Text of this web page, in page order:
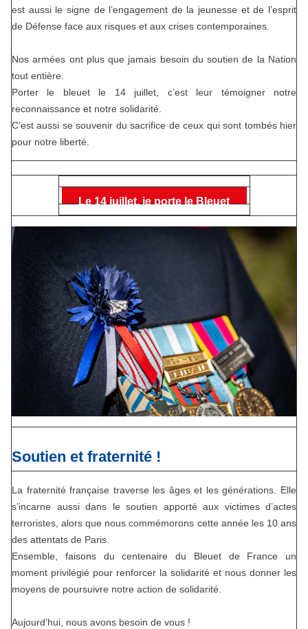
est aussi le signe de l’engagement de la jeunesse et de l’esprit
de Défense face aux risques et aux crises contemporaines.
Nos armées ont plus que jamais besoin du soutien de la Nation
tout entière.
Porter le bleuet le 14 juillet, c’est leur témoigner notre
reconnaissance et notre solidarité.
C’est aussi se souvenir du sacrifice de ceux qui sont tombés hier
pour notre liberté.
Le 14 juillet, je porte le Bleuet
Soutien et fraternité !
La fraternité française traverse les âges et les générations. Elle
s’incarne aussi dans le soutien apporté aux victimes d’actes
terroristes, alors que nous commémorons cette année les 10 ans
des attentats de Paris.
Ensemble, faisons du centenaire du Bleuet de France un
moment privilégié pour renforcer la solidarité et nous donner les
moyens de poursuivre notre action de solidarité.
Aujourd’hui, nous avons besoin de vous !